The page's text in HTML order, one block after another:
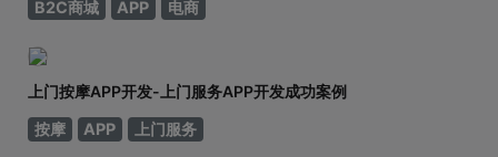
B2C商城
APP 电商
上门按摩APP开发-上门服务APP开发成功案例
按摩
APP 上门服务